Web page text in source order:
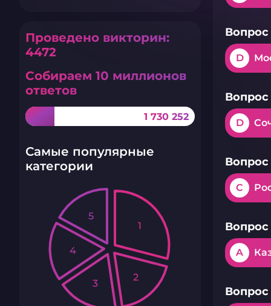
Проведено викторин:
4472
Собираем 10 миллионов
ответов
1 730 252
Самые популярные
категории
1
2
3
4
5
Вопрос
D
Вопрос
D
Вопрос
C
Вопрос
A
Вопрос